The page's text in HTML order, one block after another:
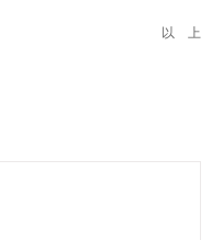
以 上